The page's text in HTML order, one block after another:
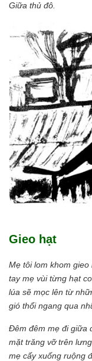
Giữa thủ đô.
Gieo hạt
Mẹ tôi lom khom gieo
tay mẹ vùi từng hạt
lúa sẽ mọc lên từ
gió thổi ngang qua
Đêm đêm mẹ đi giữa
mặt trăng vỡ trên
mẹ cấy xuống ruộng